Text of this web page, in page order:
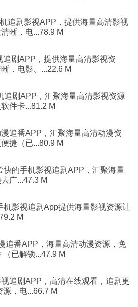
追剧影视APP，提供海量高清影视
晰，电...78.9 M
追剧APP，提供海量高清影视资
，电影、...22.6 M
追剧APP，汇聚海量高清影视资源
件卡...81.2 M
追番APP，汇聚海量高清动漫资
捷（已...80.9 M
快的手机影视追剧APP，汇聚海量
广...47.3 M
机影视追剧App提供海量影视资源让
M
追番APP，海量高清动漫资源，免
已解锁...47.9 M
追剧APP，高清在线观看，追剧更
，电...66.7 M